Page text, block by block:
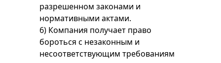
разрешенном законами и
нормативными актами.
6) Компания получает право
бороться с незаконным и
несоответствующим требованиям